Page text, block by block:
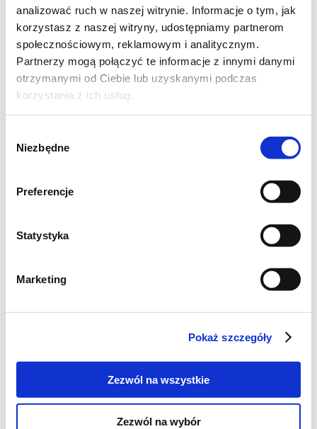
analizować ruch w naszej witrynie. Informacje o tym, jak
korzystasz z naszej witryny, udostępniamy partnerom
społecznościowym, reklamowym i analitycznym.
Partnerzy mogą połączyć te informacje z innymi danymi
otrzymanymi od Ciebie lub uzyskanymi podczas
korzystania z ich usług.
zgody
Niezbędne
Preferencje
Statystyka
Marketing
Pokaż szczegóły
Zezwól na wszystkie
Zezwól na wybór
ziołowym kuskusem.